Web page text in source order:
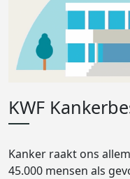
KWF
Kanker raakt ons
45.000 mensen als